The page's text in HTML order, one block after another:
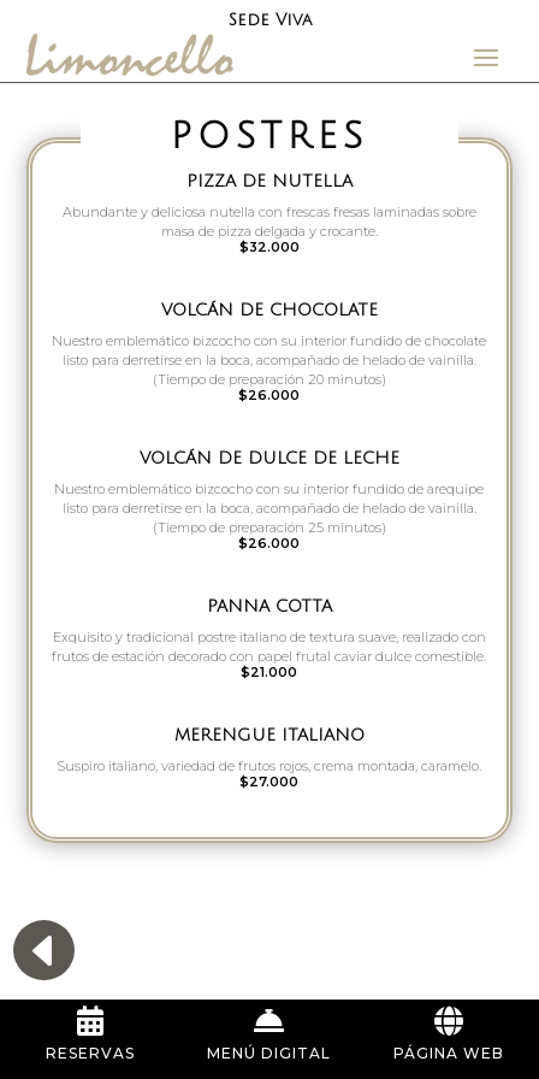
Sede Viva
POSTRES
PIZZA DE NUTELLA
Abundante y deliciosa nutella con frescas fresas laminadas sobre
masa de pizza delgada y crocante.
$32.000
VOLCÁN DE CHOCOLATE
Nuestro emblemático bizcocho con su interior fundido de chocolate
listo para derretirse en la boca, acompañado de helado de vainilla.
(Tiempo de preparación 20 minutos)
$26.000
VOLCÁN DE DULCE DE LECHE
Nuestro emblemático bizcocho con su interior fundido de arequipe
listo para derretirse en la boca, acompañado de helado de vainilla.
(Tiempo de preparación 25 minutos)
$26.000
PANNA COTTA
Exquisito y tradicional postre italiano de textura suave, realizado con
frutos de estación decorado con papel frutal caviar dulce comestible.
$21.000
MERENGUE ITALIANO
Suspiro italiano, variedad de frutos rojos, crema montada, caramelo.
$27.000
D

RESERVAS

MENÚ DIGITAL

PÁGINA WEB